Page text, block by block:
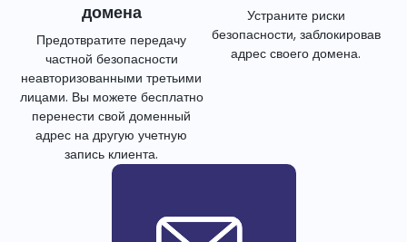
домена
Предотвратите передачу
частной безопасности
неавторизованными третьими
лицами. Вы можете бесплатно
перенести свой доменный
адрес на другую учетную
запись клиента.
Устраните риски
безопасности, заблокировав
адрес своего домена.